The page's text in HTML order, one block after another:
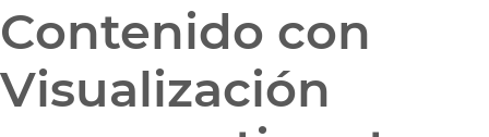
Contenido con
Visualización